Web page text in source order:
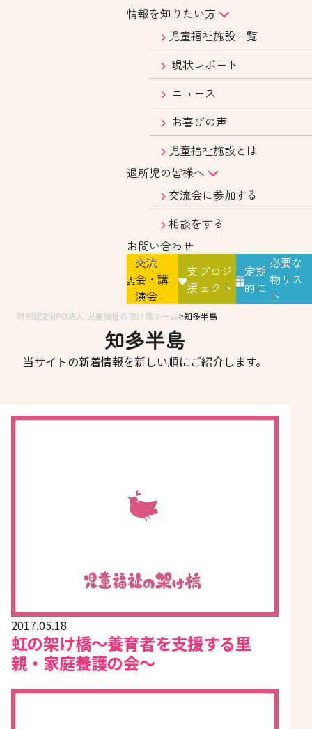
情報を知りたい方
児童福祉施設一覧
現状レポート
ニュース
お喜びの声
児童福祉施設とは
退所児の皆様へ
交流会に参加する
相談をする
お問い合わせ
交流
会・講
演会
支
援
プロジ
ェクト
定期
的に
必要な
物リス
ト
特例認定NPO法人 児童福祉の架け橋ホーム 知多半島
知多半島
当サイトの新着情報を新しい順にご紹介します。
2017.05.18
虹の架け橋〜養育者を支援する里
親・家庭養護の会〜